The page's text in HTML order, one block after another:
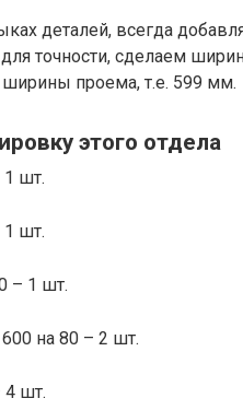
деталей, всегда
точности, сделаем
проема, т.е. 599 мм.
этого отдела
1 шт.
1 шт.
– 1 шт.
на 80 – 2 шт.
4 шт.